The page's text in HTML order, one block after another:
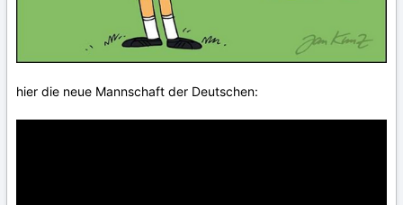
hier die neue Mannschaft der Deutschen: